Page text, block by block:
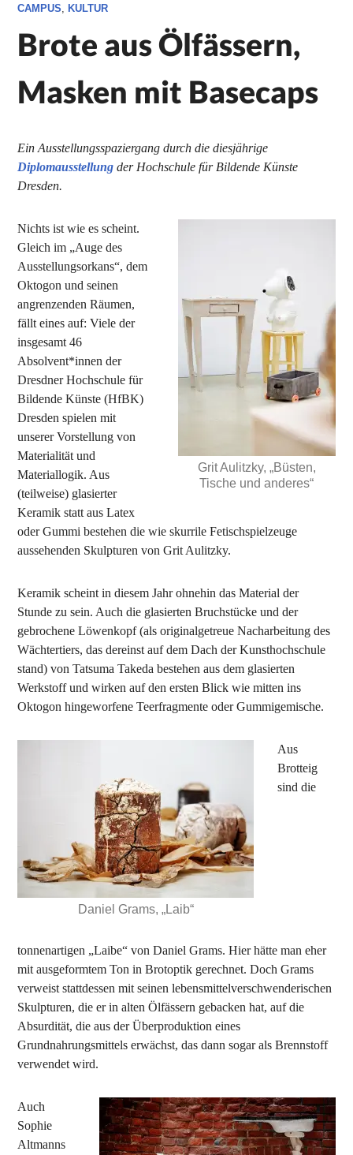
CAMPUS ,KULTUR
Brote aus Ölfässern,
Masken mit Basecaps
Ein Ausstellungsspaziergang durch die diesjährige
Diplomausstellung der Hochschule für Bildende Künste
Dresden.
Grit Aulitzky, „Büsten,
Tische und anderes“
Nichts ist wie es scheint.
Gleich im „Auge des
Ausstellungsorkans“, dem
Oktogon und seinen
angrenzenden Räumen,
fällt eines auf: Viele der
insgesamt 46
Absolvent*innen der
Dresdner Hochschule für
Bildende Künste (HfBK)
Dresden spielen mit
unserer Vorstellung von
Materialität und
Materiallogik. Aus
(teilweise) glasierter
Keramik statt aus Latex
oder Gummi bestehen die wie skurrile Fetischspielzeuge
aussehenden Skulpturen von Grit Aulitzky.
Keramik scheint in diesem Jahr ohnehin das Material der
Stunde zu sein. Auch die glasierten Bruchstücke und der
gebrochene Löwenkopf (als originalgetreue Nacharbeitung des
Wächtertiers, das dereinst auf dem Dach der Kunsthochschule
stand) von Tatsuma Takeda bestehen aus dem glasierten
Werkstoff und wirken auf den ersten Blick wie mitten ins
Oktogon hingeworfene Teerfragmente oder Gummigemische.
Daniel Grams, „Laib“
Aus
Brotteig
sind die
tonnenartigen „Laibe“ von Daniel Grams. Hier hätte man eher
mit ausgeformtem Ton in Brotoptik gerechnet. Doch Grams
verweist stattdessen mit seinen lebensmittelverschwenderischen
Skulpturen, die er in alten Ölfässern gebacken hat, auf die
Absurdität, die aus der Überproduktion eines
Grundnahrungsmittels erwächst, das dann sogar als Brennstoff
verwendet wird.
Auch
Sophie
Altmanns